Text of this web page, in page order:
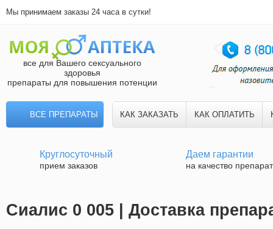
Мы принимаем заказы 24 часа в сутки!
все для Вашего сексуального
здоровья
препараты для повышения потенции
ВСЕ ПРЕПАРАТЫ КАК ЗАКАЗАТЬ КАК ОПЛАТИТЬ
Круглосуточный
прием заказов
Даем гарантии
на качество
Сиалис 0 005 | Доставка